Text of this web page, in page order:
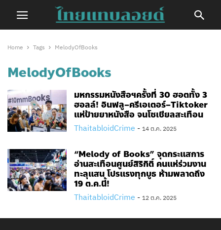
Home Tags MelodyOfBooks
MelodyOfBooks
มหกรรมหนังสือฯครั้งที่ 30​ ฮอตทั้ง 3
ฮอลล์! อินฟลู–ครีเอเตอร์–Tiktoker
แห่ป้ายยาหนังสือ จนโซเชียลสะเทือน
ThaitabloidCrime - 14 ต.ค. 2025
“Melody of Books” จุดกระแสการ
อ่านสะเทือนศูนย์สิริกิติ์ คนแห่ร่วมงาน
ทะลุแสน โปรแรงทุกบูธ ห้ามพลาดถึง
19 ต.ค.นี้!
ThaitabloidCrime - 12 ต.ค. 2025